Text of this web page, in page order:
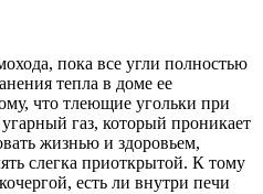
пока все угли полностью
тепла в доме ее
что тлеющие угольки при
газ, который проникает
жизнью и здоровьем,
слегка приоткрытой. К тому
есть ли внутри печи